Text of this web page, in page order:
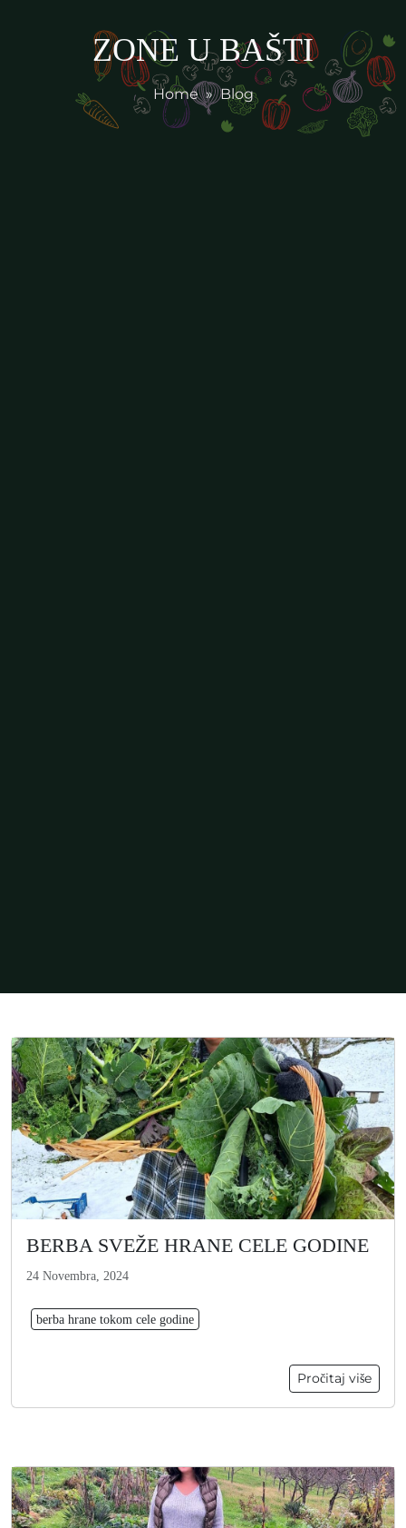
ZONE U BAŠTI
Home»Blog
BERBA SVEŽE HRANE CELE GODINE
24 Novembra, 2024
berba hrane tokom cele godine
Pročitaj više